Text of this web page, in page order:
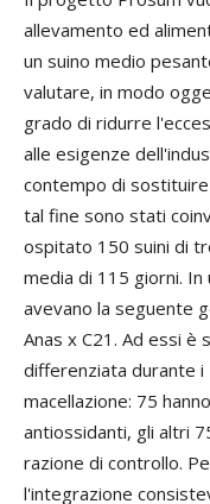
allevamento ed
un suino medio
valutare, in modo
grado di ridurre
alle esigenze
contempo di
tal fine sono stati
ospitato 150 suini di
media di 115 giorni.
avevano la seguente
Anas x C21. Ad essi
differenziata durante i
macellazione: 75
antiossidanti, gli altri
razione di controllo.
l'integrazione